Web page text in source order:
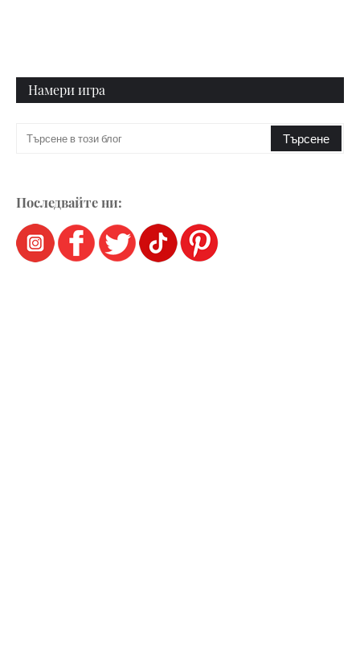
Намери игра
Последвайте ни: